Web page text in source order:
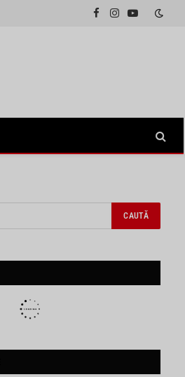
Facebook
InstagramYouTube